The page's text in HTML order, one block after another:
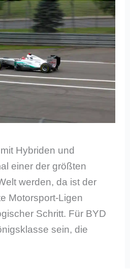
Hybriden und
einer der größten
werden, da ist der
Motorsport-Ligen
Schritt. Für BYD
sein, die